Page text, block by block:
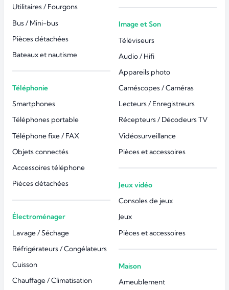
Utilitaires / Fourgons
Bus / Mini-bus
Pièces détachées
Bateaux et nautisme
Téléphonie
Smartphones
Téléphones portable
Téléphone fixe / FAX
Objets connectés
Accessoires téléphone
Pièces détachées
Électroménager
Lavage / Séchage
Réfrigérateurs / Congélateurs
Cuisson
Chauffage / Climatisation
Image et Son
Téléviseurs
Audio / Hifi
Appareils photo
Caméscopes / Caméras
Lecteurs / Enregistreurs
Récepteurs / Décodeurs TV
Vidéosurveillance
Pièces et accessoires
Jeux vidéo
Consoles de jeux
Jeux
Pièces et accessoires
Maison
Ameublement